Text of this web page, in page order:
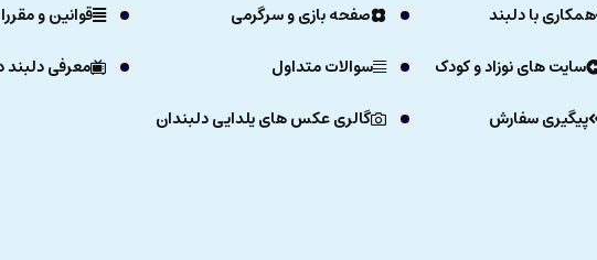
همکاری با دلبند
صفحه بازی و سرگرمی
قوانین و
سایت های نوزاد و کودک
سوالات متداول
معرفی
پیگیری سفارش
گالری عکس های یلدایی دلبندان